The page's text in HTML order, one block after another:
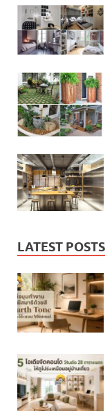
LATEST POSTS